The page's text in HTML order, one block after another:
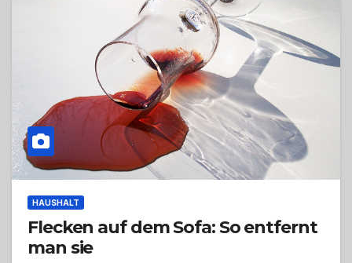
HAUSHALT
Flecken auf dem Sofa: So entfernt
man sie